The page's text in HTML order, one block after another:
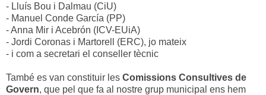
- Lluís Bou i Dalmau (CiU)
- Manuel Conde García (PP)
- Anna Mir i Acebrón (ICV-EUiA)
- Jordi Coronas i Martorell (ERC), jo mateix
- i com a secretari el conseller tècnic
També es van constituir les Comissions Consultives de
Govern, que pel que fa al nostre grup municipal ens hem